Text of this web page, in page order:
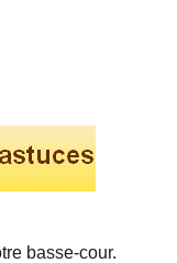
basse-cour.